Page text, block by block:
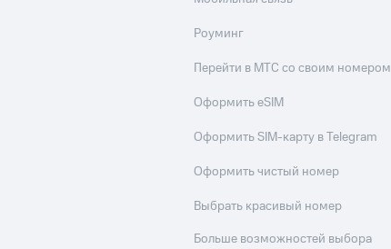
Роуминг
Перейти в МТС со своим номером
Оформить eSIM
Оформить SIM-карту в Telegram
Оформить чистый номер
Выбрать красивый номер
Больше возможностей выбора